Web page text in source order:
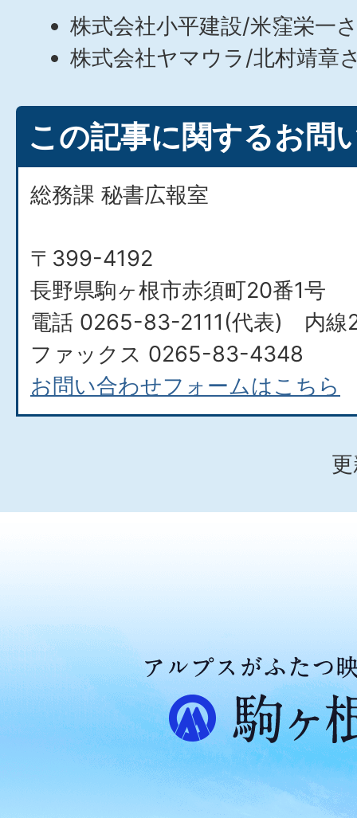
株式会社小平建設/米窪栄一
株式会社ヤマウラ/北村靖章
この記事に関するお問
総務課 秘書広報室
〒399-4192
長野県駒ヶ根市赤須町20番1号
電話 0265-83-2111(代表) 内線
ファックス 0265-83-4348
お問い合わせフォームはこちら
ア
ル
プ
ス
が